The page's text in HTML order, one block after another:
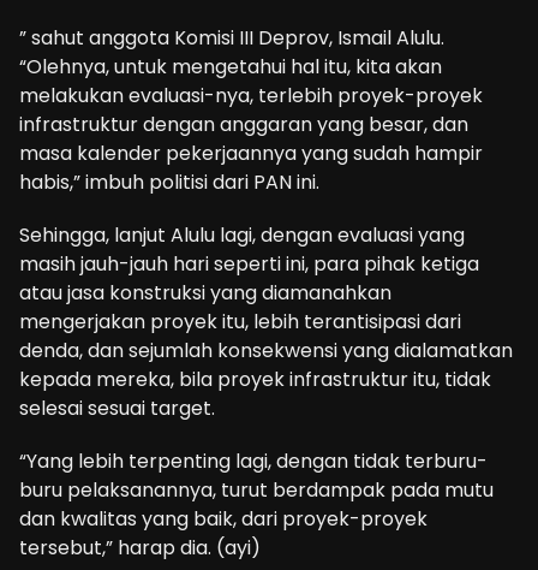
” sahut anggota Komisi III Deprov, Ismail Alulu.
“Olehnya, untuk mengetahui hal itu, kita akan
melakukan evaluasi-nya, terlebih proyek-proyek
infrastruktur dengan anggaran yang besar, dan
masa kalender pekerjaannya yang sudah hampir
habis,” imbuh politisi dari PAN ini.
Sehingga, lanjut Alulu lagi, dengan evaluasi yang
masih jauh-jauh hari seperti ini, para pihak ketiga
atau jasa konstruksi yang diamanahkan
mengerjakan proyek itu, lebih terantisipasi dari
denda, dan sejumlah konsekwensi yang dialamatkan
kepada mereka, bila proyek infrastruktur itu, tidak
selesai sesuai target.
“Yang lebih terpenting lagi, dengan tidak terburu-
buru pelaksanannya, turut berdampak pada mutu
dan kwalitas yang baik, dari proyek-proyek
tersebut,” harap dia. (ayi)